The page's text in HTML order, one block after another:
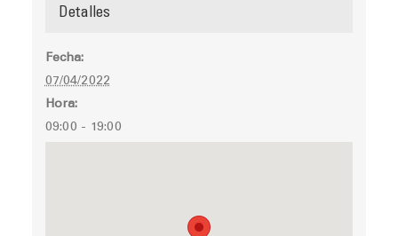
Detalles
Fecha:
07/04/2022
Hora:
09:00 - 19:00